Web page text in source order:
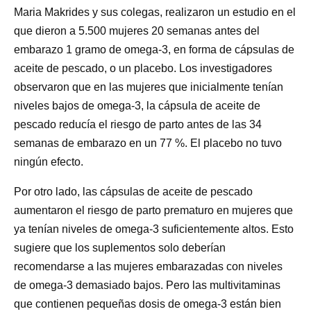
Maria Makrides y sus colegas, realizaron un estudio en el
que dieron a 5.500 mujeres 20 semanas antes del
embarazo 1 gramo de omega-3, en forma de cápsulas de
aceite de pescado, o un placebo. Los investigadores
observaron que en las mujeres que inicialmente tenían
niveles bajos de omega-3, la cápsula de aceite de
pescado reducía el riesgo de parto antes de las 34
semanas de embarazo en un 77 %. El placebo no tuvo
ningún efecto.
Por otro lado, las cápsulas de aceite de pescado
aumentaron el riesgo de parto prematuro en mujeres que
ya tenían niveles de omega-3 suficientemente altos. Esto
sugiere que los suplementos solo deberían
recomendarse a las mujeres embarazadas con niveles
de omega-3 demasiado bajos. Pero las multivitaminas
que contienen pequeñas dosis de omega-3 están bien